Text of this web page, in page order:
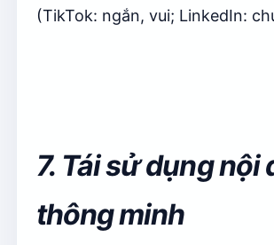
(TikTok: ngắn, vui; LinkedIn:
7. Tái sử dụng nội
thông minh